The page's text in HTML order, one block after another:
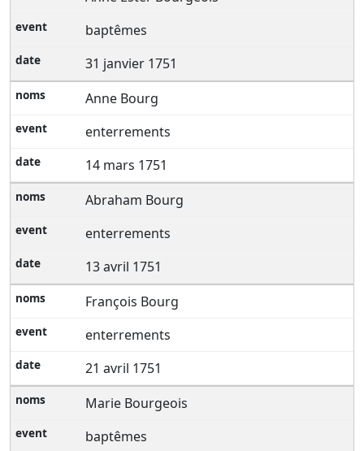
baptêmes
31 janvier 1751
Anne Bourg
enterrements
14 mars 1751
Abraham Bourg
enterrements
13 avril 1751
François Bourg
enterrements
21 avril 1751
Marie Bourgeois
baptêmes